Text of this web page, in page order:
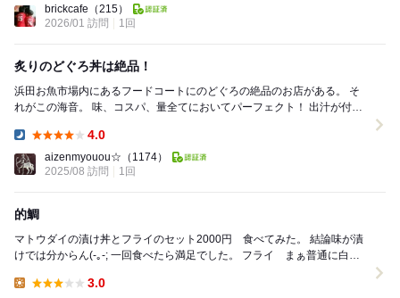
brickcafe （215）
2026/01 訪問
1回
炙りのどぐろ丼は絶品！
浜田お魚市場内にあるフードコートにのどぐろの絶品のお店がある。 そ
れがこの海音。 味、コスパ、量全てにおいてパーフェクト！ 出汁が付い
4.0
aizenmyouou☆ （1174）
2025/08 訪問
1回
的鯛
マトウダイの漬け丼とフライのセット2000円 食べてみた。 結論味が漬
けでは分からん(-｡-; 一回食べたら満足でした。 フライ まぁ普通に白身
3.0